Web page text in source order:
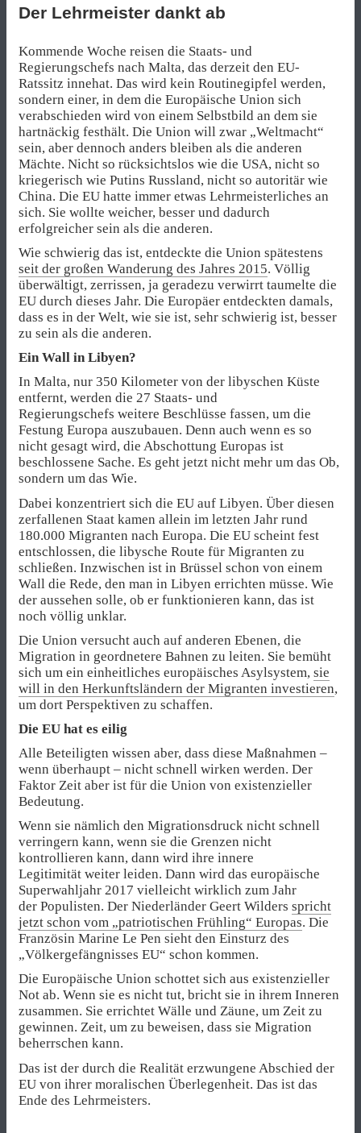
Der Lehrmeister dankt ab
Kommende Woche reisen die Staats- und
Regierungschefs nach Malta, das derzeit den EU-
Ratssitz innehat. Das wird kein Routinegipfel werden,
sondern einer, in dem die Europäische Union sich
verabschieden wird von einem Selbstbild an dem sie
hartnäckig festhält. Die Union will zwar „Weltmacht“
sein, aber dennoch anders bleiben als die anderen
Mächte. Nicht so rücksichtslos wie die USA, nicht so
kriegerisch wie Putins Russland, nicht so autoritär wie
China. Die EU hatte immer etwas Lehrmeisterliches an
sich. Sie wollte weicher, besser und dadurch
erfolgreicher sein als die anderen.
Wie schwierig das ist, entdeckte die Union spätestens
seit der großen Wanderung des Jahres 2015. Völlig
überwältigt, zerrissen, ja geradezu verwirrt taumelte die
EU durch dieses Jahr. Die Europäer entdeckten damals,
dass es in der Welt, wie sie ist, sehr schwierig ist, besser
zu sein als die anderen.
Ein Wall in Libyen?
In Malta, nur 350 Kilometer von der libyschen Küste
entfernt, werden die 27 Staats- und
Regierungschefs weitere Beschlüsse fassen, um die
Festung Europa auszubauen. Denn auch wenn es so
nicht gesagt wird, die Abschottung Europas ist
beschlossene Sache. Es geht jetzt nicht mehr um das Ob,
sondern um das Wie.
Dabei konzentriert sich die EU auf Libyen. Über diesen
zerfallenen Staat kamen allein im letzten Jahr rund
180.000 Migranten nach Europa. Die EU scheint fest
entschlossen, die libysche Route für Migranten zu
schließen. Inzwischen ist in Brüssel schon von einem
Wall die Rede, den man in Libyen errichten müsse. Wie
der aussehen solle, ob er funktionieren kann, das ist
noch völlig unklar.
Die Union versucht auch auf anderen Ebenen, die
Migration in geordnetere Bahnen zu leiten. Sie bemüht
sich um ein einheitliches europäisches Asylsystem, sie
will in den Herkunftsländern der Migranten investieren,
um dort Perspektiven zu schaffen.
Die EU hat es eilig
Alle Beteiligten wissen aber, dass diese Maßnahmen –
wenn überhaupt – nicht schnell wirken werden. Der
Faktor Zeit aber ist für die Union von existenzieller
Bedeutung.
Wenn sie nämlich den Migrationsdruck nicht schnell
verringern kann, wenn sie die Grenzen nicht
kontrollieren kann, dann wird ihre innere
Legitimität weiter leiden. Dann wird das europäische
Superwahljahr 2017 vielleicht wirklich zum Jahr
der Populisten. Der Niederländer Geert Wilders spricht
jetzt schon vom „patriotischen Frühling“ Europas. Die
Französin Marine Le Pen sieht den Einsturz des
„Völkergefängnisses EU“ schon kommen.
Die Europäische Union schottet sich aus existenzieller
Not ab. Wenn sie es nicht tut, bricht sie in ihrem Inneren
zusammen. Sie errichtet Wälle und Zäune, um Zeit zu
gewinnen. Zeit, um zu beweisen, dass sie Migration
beherrschen kann.
Das ist der durch die Realität erzwungene Abschied der
EU von ihrer moralischen Überlegenheit. Das ist das
Ende des Lehrmeisters.